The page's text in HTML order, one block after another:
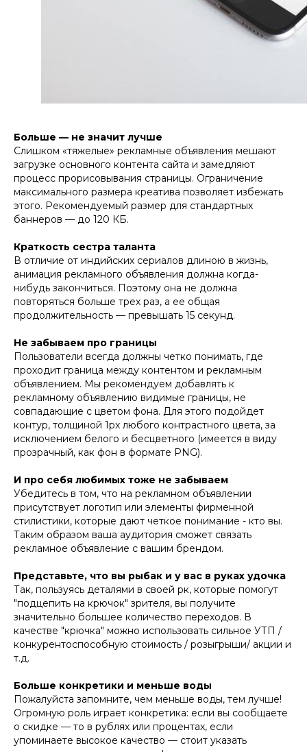
Больше — не значит лучше
Слишком «тяжелые» рекламные объявления мешают
загрузке основного контента сайта и замедляют
процесс прорисовывания страницы. Ограничение
максимального размера креатива позволяет избежать
этого. Рекомендуемый размер для стандартных
баннеров — до 120 КБ.
Краткость сестра таланта
В отличие от индийских сериалов длиною в жизнь,
анимация рекламного объявления должна когда-
нибудь закончиться. Поэтому она не должна
повторяться больше трех раз, а ее общая
продолжительность — превышать 15 секунд.
Не забываем про границы
Пользователи всегда должны четко понимать, где
проходит граница между контентом и рекламным
объявлением. Мы рекомендуем добавлять к
рекламному объявлению видимые границы, не
совпадающие с цветом фона. Для этого подойдет
контур, толщиной 1px любого контрастного цвета, за
исключением белого и бесцветного (имеется в виду
прозрачный, как фон в формате PNG).
И про себя любимых тоже не забываем
Убедитесь в том, что на рекламном объявлении
присутствует логотип или элементы фирменной
стилистики, которые дают четкое понимание - кто вы.
Таким образом ваша аудитория сможет связать
рекламное объявление с вашим брендом.
Представьте, что вы рыбак и у вас в руках удочка
Так, пользуясь деталями в своей рк, которые помогут
"подцепить на крючок" зрителя, вы получите
значительно большее количество переходов. В
качестве "крючка" можно использовать сильное УТП /
конкурентоспособную стоимость / розыгрыши/ акции и
т.д.
Больше конкретики и меньше воды
Пожалуйста запомните, чем меньше воды, тем лучше!
Огромную роль играет конкретика: если вы сообщаете
о скидке — то в рублях или процентах, если
упоминаете высокое качество — стоит указать